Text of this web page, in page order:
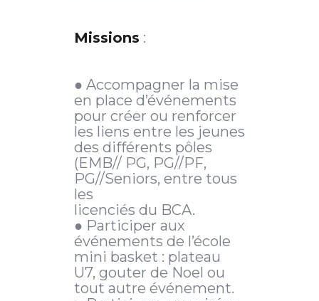
Missions :
● Accompagner la mise
en place d’événements
pour créer ou renforcer
les liens entre les jeunes
des différents pôles
(EMB// PG, PG//PF,
PG//Seniors, entre tous
les
licenciés du BCA.
● Participer aux
événements de l’école
mini basket : plateau
U7, gouter de Noel ou
tout autre événement.